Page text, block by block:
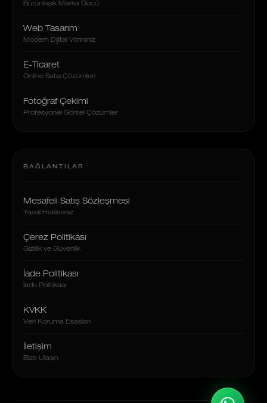
Bütünleşik Marka Gücü
Web Tasarım
Modern Dijital Vitrininiz
E-Ticaret
Online Satış Çözümleri
Fotoğraf Çekimi
Profesyonel Görsel Çözümler
BAĞLANTILAR
Mesafeli Satış Sözleşmesi
Yasal Haklarınız
Çerez Politikası
Gizlilik ve Güvenlik
İade Politikası
İade Politikası
KVKK
Veri Koruma Esasları
İletişim
Bize Ulaşın